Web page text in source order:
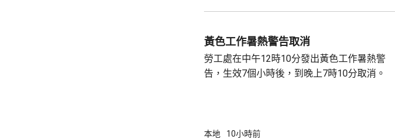
黃色工作暑熱警告取消
勞工處在中午12時10分發出黃色工作暑熱警
告，生效7個小時後，到晚上7時10分取消。
本地 10小時前